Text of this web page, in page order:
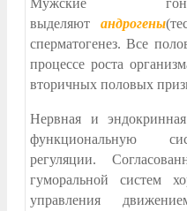
выделяют андрогены
сперматогенез. Все
процессе роста
вторичных половых
Нервная и
функциональную
регуляции.
гуморальной систем
управления